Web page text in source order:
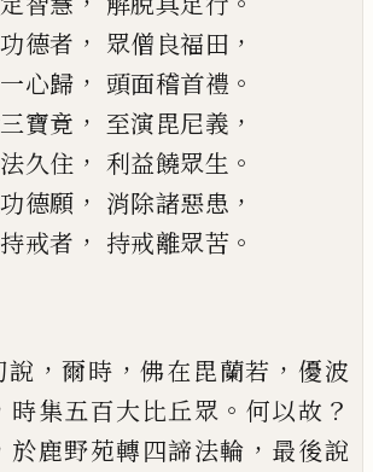
德者 ， 眾僧良福田 ，
心歸 ， 頭面稽首禮 。
寶竟 ， 至演毘尼義 ，
久住 ， 利益饒眾生 。
德願 ， 消除諸惡患 ，
戒者 ， 持戒離眾苦 。
說 ，爾時 ，佛在毘蘭若 ， 優波
時集五百大比丘眾 。 何以故 ？
於鹿野苑轉四諦法輪 ， 最後說